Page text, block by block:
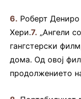
6. Роберт Дениро
Хери.7. „Ангели
гангстерски
дома. Од овој
продолжението